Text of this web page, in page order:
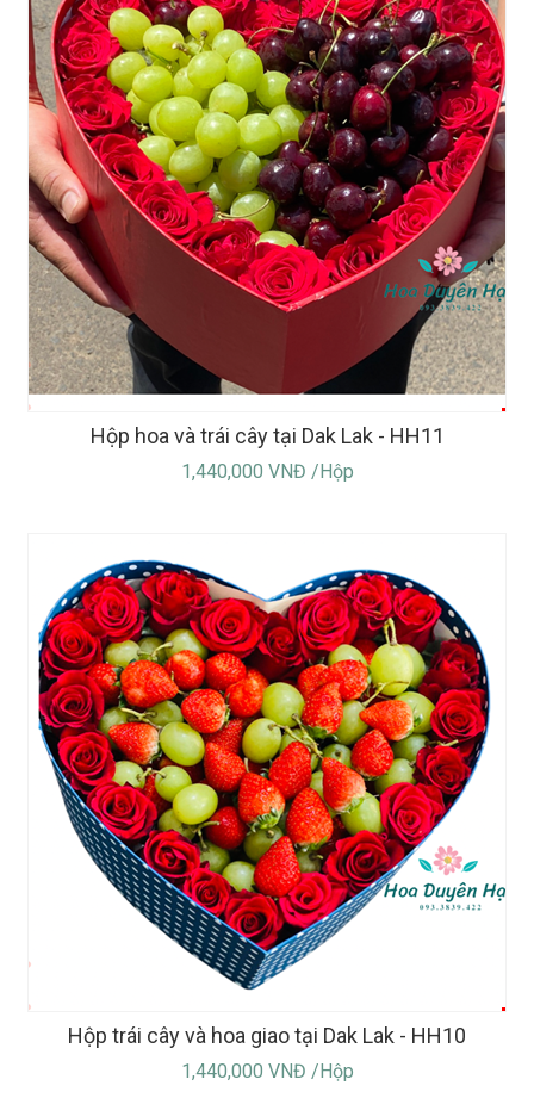
Hộp hoa và trái cây tại Dak Lak - HH11
1,440,000 VNĐ /Hộp
Hộp trái cây và hoa giao tại Dak Lak - HH10
1,440,000 VNĐ /Hộp